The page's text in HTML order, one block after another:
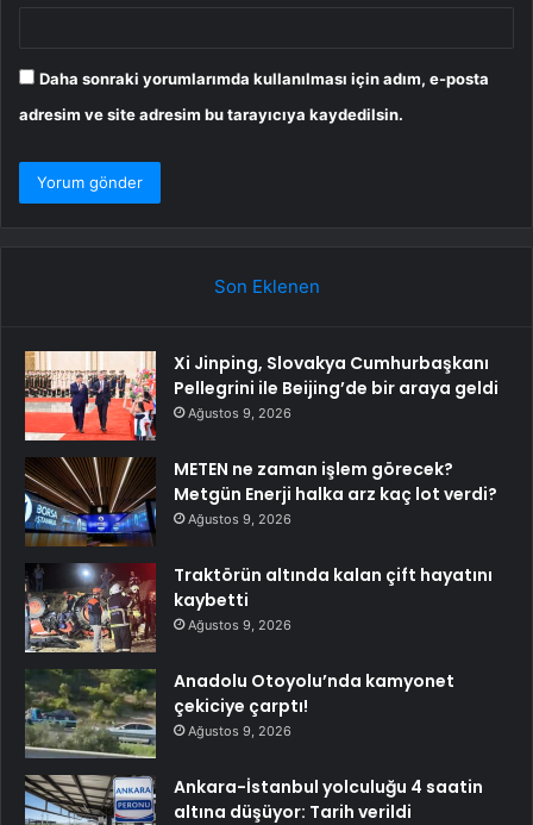
Daha sonraki yorumlarımda kullanılması için adım, e-posta
adresim ve site adresim bu tarayıcıya kaydedilsin.
Son Eklenen
Xi Jinping, Slovakya Cumhurbaşkanı
Pellegrini ile Beijing’de bir araya geldi
Ağustos 9, 2026
METEN ne zaman işlem görecek?
Metgün Enerji halka arz kaç lot verdi?
Ağustos 9, 2026
Traktörün altında kalan çift hayatını
kaybetti
Ağustos 9, 2026
Anadolu Otoyolu’nda kamyonet
çekiciye çarptı!
Ağustos 9, 2026
Ankara-İstanbul yolculuğu 4 saatin
altına düşüyor: Tarih verildi